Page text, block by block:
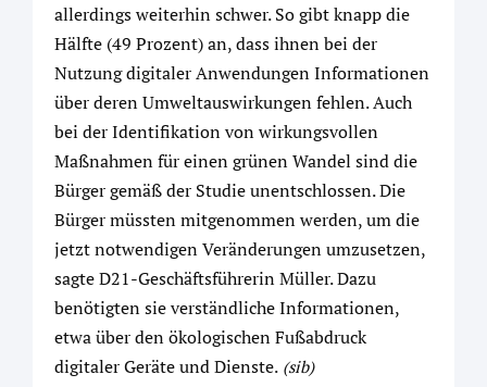
allerdings weiterhin schwer. So gibt knapp die
Hälfte (49 Prozent) an, dass ihnen bei der
Nutzung digitaler Anwendungen Informationen
über deren Umweltauswirkungen fehlen. Auch
bei der Identifikation von wirkungsvollen
Maßnahmen für einen grünen Wandel sind die
Bürger gemäß der Studie unentschlossen. Die
Bürger müssten mitgenommen werden, um die
jetzt notwendigen Veränderungen umzusetzen,
sagte D21-Geschäftsführerin Müller. Dazu
benötigten sie verständliche Informationen,
etwa über den ökologischen Fußabdruck
digitaler Geräte und Dienste. (sib)